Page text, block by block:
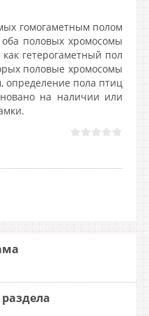
гомогаметным полом
оба половых хромосомы
гетерогаметный пол
половые хромосомы
определение пола птиц
на наличии или